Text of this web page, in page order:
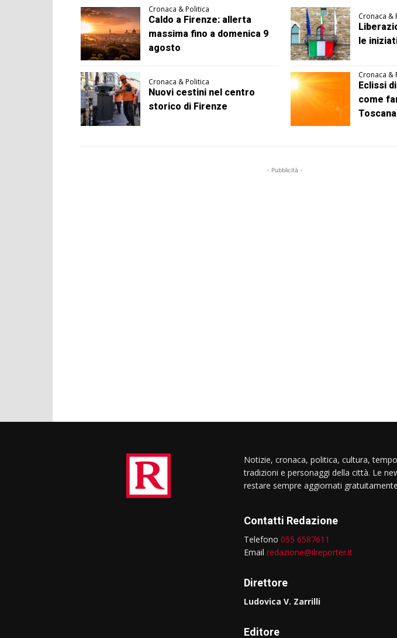
Cronaca & Politica
Caldo a Firenze: allerta
massima fino a domenica 9
agosto
Cronaca &
le
Cronaca & Politica
Nuovi cestini nel centro
storico di Firenze
Cronaca &
Eclissi
come
Toscana
- Pubblicità -
Notizie, cronaca, politica, cultura,
tradizioni e personaggi della città. Le
restare sempre aggiornati
Contatti Redazione
Telefono 055 6587611
Email redazione@ilreporter.it
Direttore
Ludovica V. Zarrilli
Editore